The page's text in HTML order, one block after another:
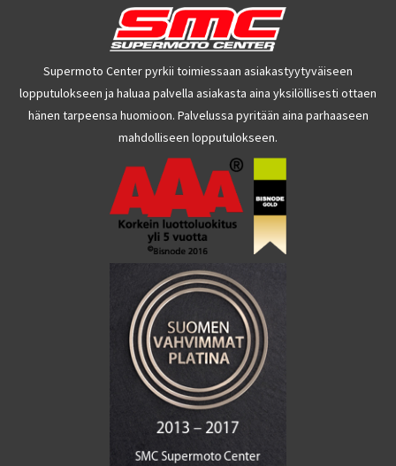
Supermoto Center pyrkii toimiessaan asiakastyytyväiseen
lopputulokseen ja haluaa palvella asiakasta aina yksilöllisesti ottaen
hänen tarpeensa huomioon. Palvelussa pyritään aina parhaaseen
mahdolliseen lopputulokseen.